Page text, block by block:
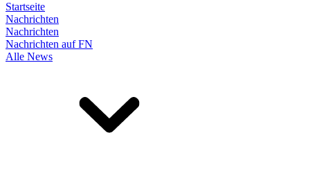
Startseite
Nachrichten
Nachrichten
Nachrichten auf FN
Alle News